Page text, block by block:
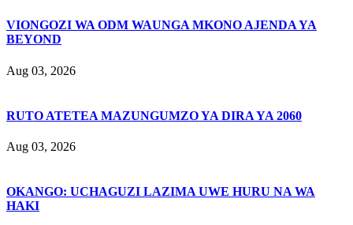
VIONGOZI WA ODM WAUNGA MKONO AJENDA YA
BEYOND
Aug 03, 2026
RUTO ATETEA MAZUNGUMZO YA DIRA YA 2060
Aug 03, 2026
OKANGO: UCHAGUZI LAZIMA UWE HURU NA WA
HAKI